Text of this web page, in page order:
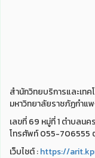
สำนักวิทยบริการและเท
มหาวิทยาลัยราชภัฏกำแ
เลขที่ 69 หมู่ที่ 1 ตำบลน
โทรศัพท์ 055-706555
เว็บไชต์ :https://